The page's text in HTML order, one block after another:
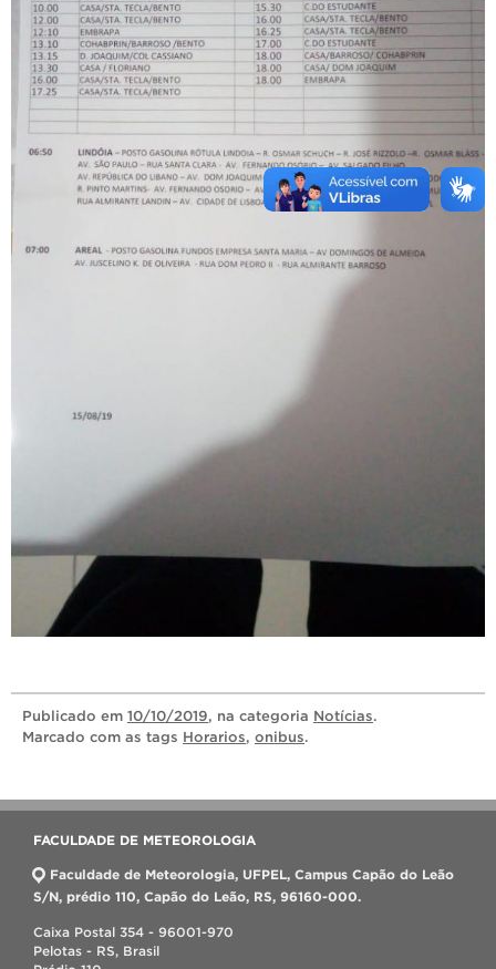
Publicado em 10/10/2019, na categoria Notícias.
Marcado com as tags Horarios, onibus.
FACULDADE DE METEOROLOGIA
Faculdade de Meteorologia, UFPEL, Campus Capão do Leão
S/N, prédio 110, Capão do Leão, RS, 96160-000.
Caixa Postal 354 - 96001-970
Pelotas - RS, Brasil